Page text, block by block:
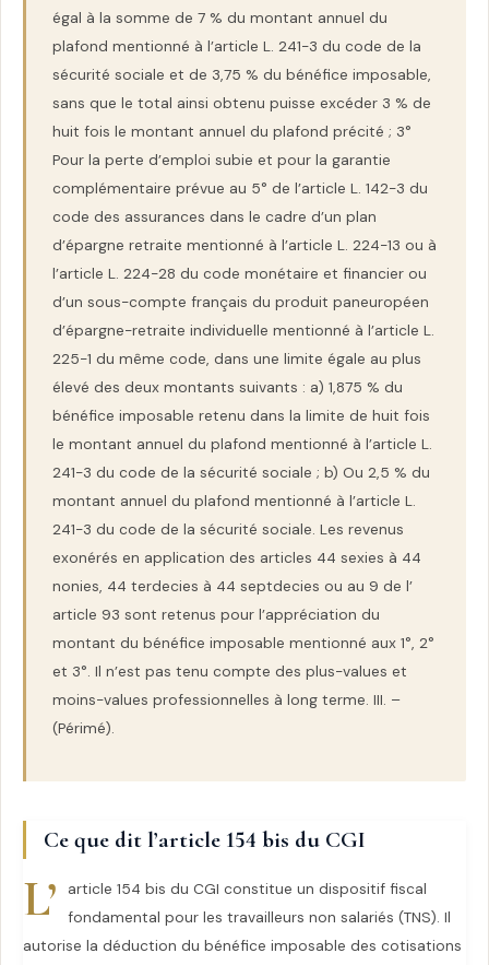
égal à la somme de 7 % du montant annuel du
plafond mentionné à l’article L. 241-3 du code de la
sécurité sociale et de 3,75 % du bénéfice imposable,
sans que le total ainsi obtenu puisse excéder 3 % de
huit fois le montant annuel du plafond précité ; 3°
Pour la perte d’emploi subie et pour la garantie
complémentaire prévue au 5° de l’article L. 142-3 du
code des assurances dans le cadre d’un plan
d’épargne retraite mentionné à l’article L. 224-13 ou à
l’article L. 224-28 du code monétaire et financier ou
d’un sous-compte français du produit paneuropéen
d’épargne-retraite individuelle mentionné à l’article L.
225-1 du même code, dans une limite égale au plus
élevé des deux montants suivants : a) 1,875 % du
bénéfice imposable retenu dans la limite de huit fois
le montant annuel du plafond mentionné à l’article L.
241-3 du code de la sécurité sociale ; b) Ou 2,5 % du
montant annuel du plafond mentionné à l’article L.
241-3 du code de la sécurité sociale. Les revenus
exonérés en application des articles 44 sexies à 44
nonies, 44 terdecies à 44 septdecies ou au 9 de l’
article 93 sont retenus pour l’appréciation du
montant du bénéfice imposable mentionné aux 1°, 2°
et 3°. Il n’est pas tenu compte des plus-values et
moins-values professionnelles à long terme. III. –
(Périmé).
Ce que dit l’article 154 bis du CGI
L’
article 154 bis du CGI constitue un dispositif fiscal
fondamental pour les travailleurs non salariés (TNS). Il
autorise la déduction du bénéfice imposable des cotisations